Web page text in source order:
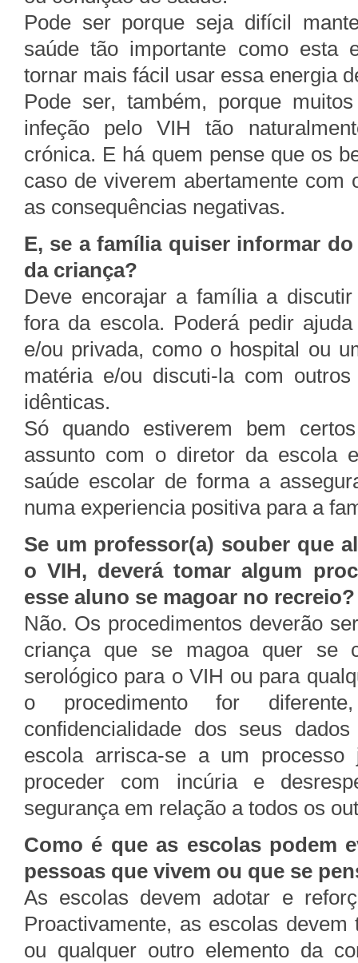
Pode ser porque seja difícil
saúde tão importante como esta
tornar mais fácil usar essa energia
Pode ser, também, porque
infeção pelo VIH tão
crónica. E há quem pense que os
caso de viverem abertamente com
as consequências negativas.
E, se a família quiser informar
da criança?
Deve encorajar a família a
fora da escola. Poderá pedir
e/ou privada, como o hospital ou
matéria e/ou discuti-la com
idênticas.
Só quando estiverem bem
assunto com o diretor da escola
saúde escolar de forma a
numa experiencia positiva para a
Se um professor(a) souber que
o VIH, deverá tomar algum
esse aluno se magoar no recreio?
Não. Os procedimentos deverão
criança que se magoa quer se
serológico para o VIH ou para
o procedimento for
confidencialidade dos seus
escola arrisca-se a um
proceder com incúria e
segurança em relação a todos os
Como é que as escolas podem
pessoas que vivem ou que se
As escolas devem adotar e
Proactivamente, as escolas
ou qualquer outro elemento da